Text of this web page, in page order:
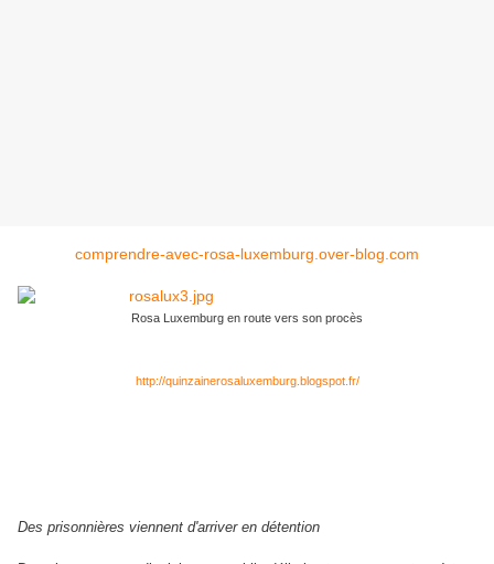
comprendre-avec-rosa-luxemburg.over-blog.com
Rosa Luxemburg en route vers son procès
http://quinzainerosaluxemburg.blogspot.fr/
Des prisonnières viennent d'arriver en détention